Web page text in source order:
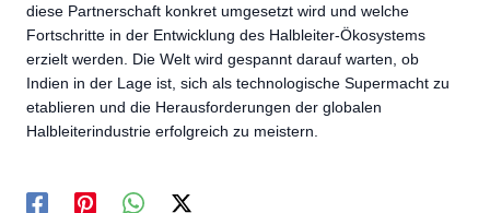
diese Partnerschaft konkret umgesetzt wird und welche
Fortschritte in der Entwicklung des Halbleiter-Ökosystems
erzielt werden. Die Welt wird gespannt darauf warten, ob
Indien in der Lage ist, sich als technologische Supermacht zu
etablieren und die Herausforderungen der globalen
Halbleiterindustrie erfolgreich zu meistern.